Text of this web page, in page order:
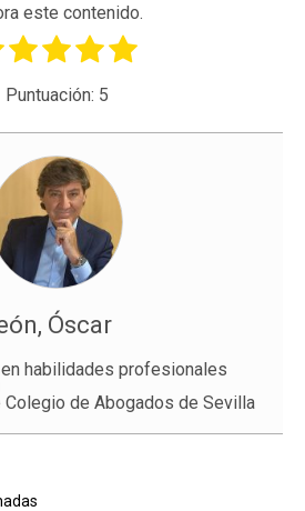
este contenido.
Puntuación: 5
Óscar
habilidades profesionales
de Abogados de Sevilla